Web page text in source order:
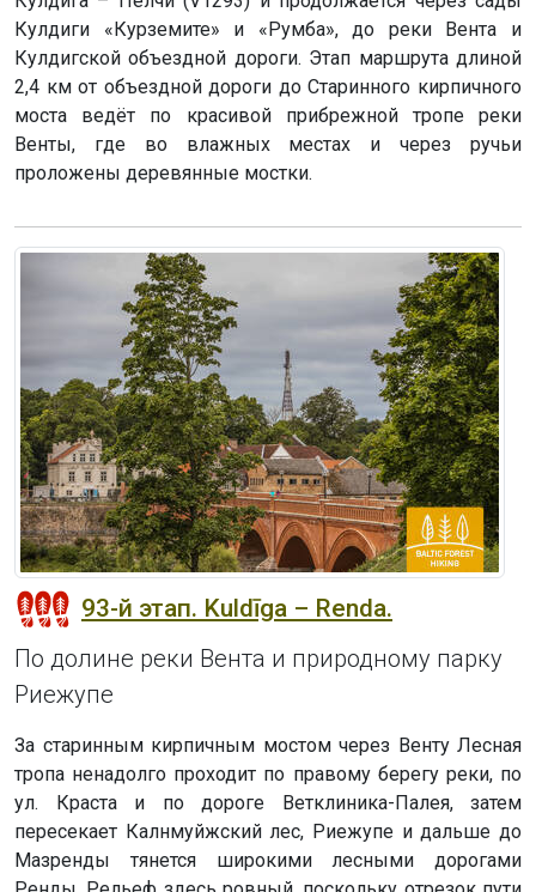
Кулдиги «Курземите» и «Румба», до реки Вента и
Кулдигской объездной дороги. Этап маршрута длиной
2,4 км от объездной дороги до Старинного кирпичного
моста ведёт по красивой прибрежной тропе реки
Венты, где во влажных местах и через ручьи
проложены деревянные мостки.
93-й этап. Kuldīga – Renda.
По долине реки Вента и природному парку
Риежупе
За старинным кирпичным мостом через Венту Лесная
тропа ненадолго проходит по правому берегу реки, по
ул. Краста и по дороге Ветклиника-Палея, затем
пересекает Калнмуйжский лес, Риежупе и дальше до
Мазренды тянется широкими лесными дорогами